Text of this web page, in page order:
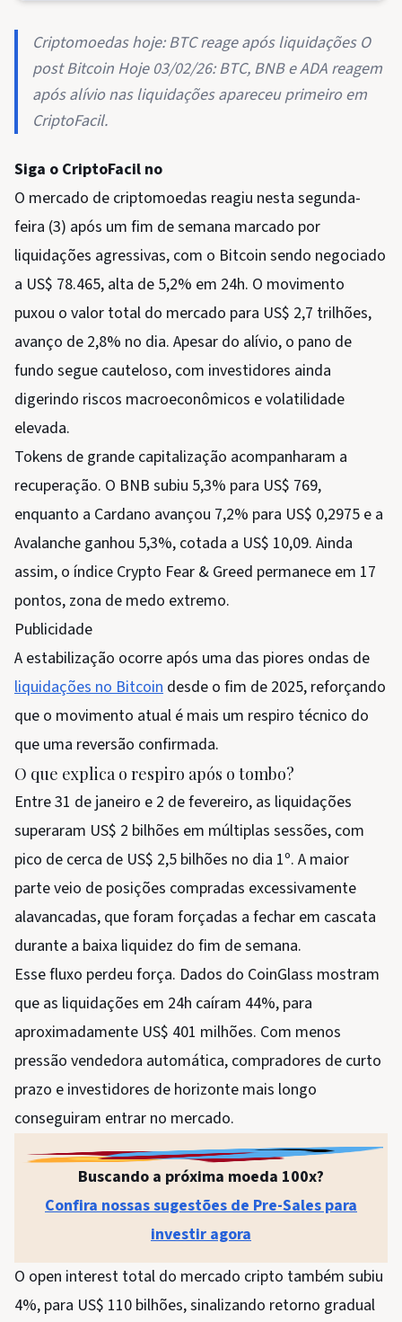
Criptomoedas hoje: BTC reage após liquidações O
post Bitcoin Hoje 03/02/26: BTC, BNB e ADA reagem
após alívio nas liquidações apareceu primeiro em
CriptoFacil.
Siga o CriptoFacil no
O mercado de criptomoedas reagiu nesta segunda-
feira (3) após um fim de semana marcado por
liquidações agressivas, com o Bitcoin sendo negociado
a US$ 78.465, alta de 5,2% em 24h. O movimento
puxou o valor total do mercado para US$ 2,7 trilhões,
avanço de 2,8% no dia. Apesar do alívio, o pano de
fundo segue cauteloso, com investidores ainda
digerindo riscos macroeconômicos e volatilidade
elevada.
Tokens de grande capitalização acompanharam a
recuperação. O BNB subiu 5,3% para US$ 769,
enquanto a Cardano avançou 7,2% para US$ 0,2975 e a
Avalanche ganhou 5,3%, cotada a US$ 10,09. Ainda
assim, o índice Crypto Fear & Greed permanece em 17
pontos, zona de medo extremo.
Publicidade
A estabilização ocorre após uma das piores ondas de
liquidações no Bitcoin desde o fim de 2025, reforçando
que o movimento atual é mais um respiro técnico do
que uma reversão confirmada.
O que explica o respiro após o tombo?
Entre 31 de janeiro e 2 de fevereiro, as liquidações
superaram US$ 2 bilhões em múltiplas sessões, com
pico de cerca de US$ 2,5 bilhões no dia 1º. A maior
parte veio de posições compradas excessivamente
alavancadas, que foram forçadas a fechar em cascata
durante a baixa liquidez do fim de semana.
Esse fluxo perdeu força. Dados do CoinGlass mostram
que as liquidações em 24h caíram 44%, para
aproximadamente US$ 401 milhões. Com menos
pressão vendedora automática, compradores de curto
prazo e investidores de horizonte mais longo
conseguiram entrar no mercado.
Buscando a próxima moeda 100x?
Confira nossas sugestões de Pre-Sales para
investir agora
O open interest total do mercado cripto também subiu
4%, para US$ 110 bilhões, sinalizando retorno gradual